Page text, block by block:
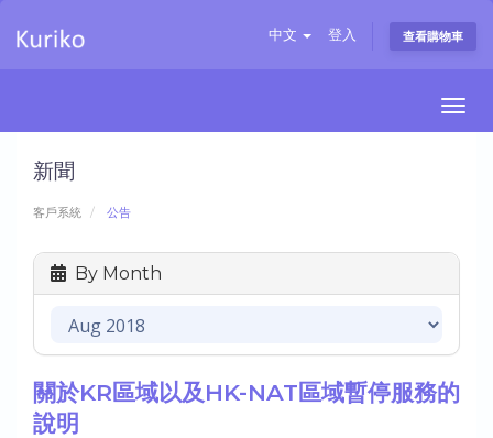
中文 登入 查看購物車
新聞
客戶系統 公告
By Month
關於KR區域以及HK-NAT區域暫停服務的
說明